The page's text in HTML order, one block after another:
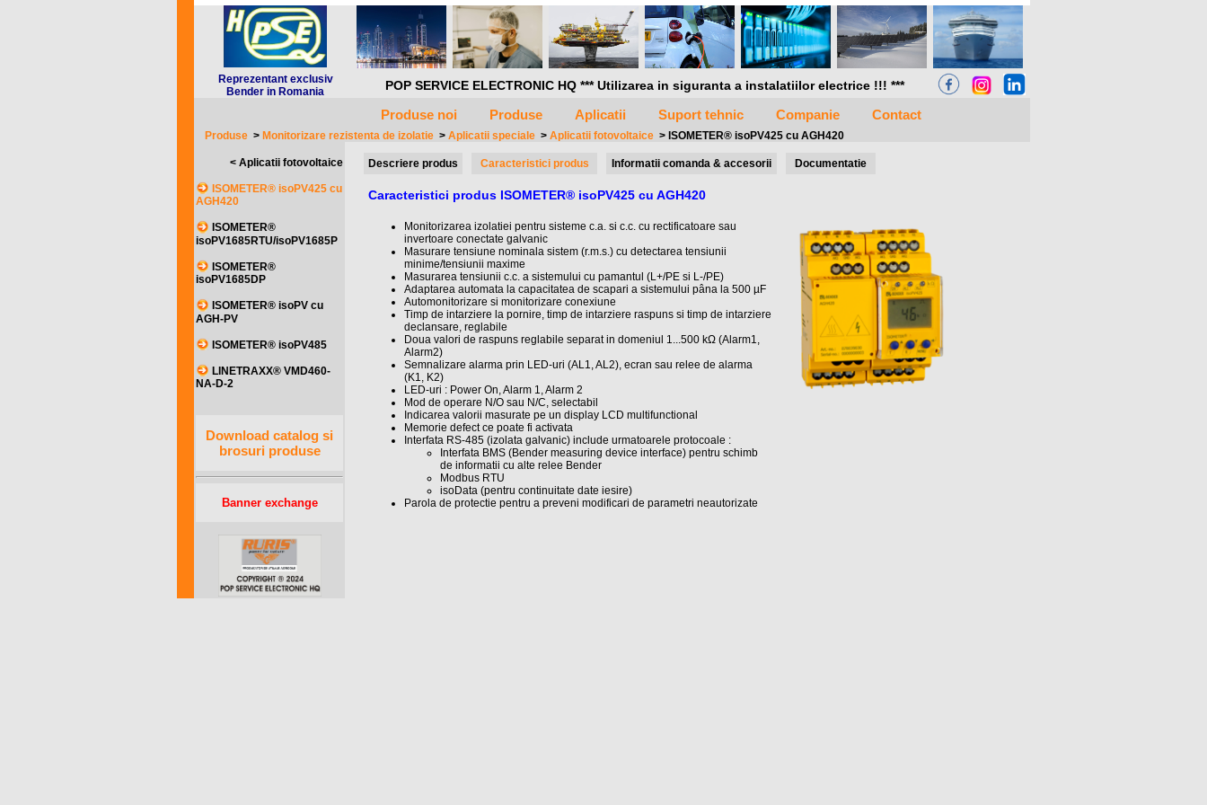
Reprezentant exclusiv
Bender in Romania
POP SERVICE ELECTRONIC HQ *** Utilizarea in siguranta a instalatiilor electrice !!! ***
Produse noi Produse Aplicatii Suport tehnic Companie Contact
Produse > Monitorizare rezistenta de izolatie > Aplicatii speciale > Aplicatii fotovoltaice > ISOMETER® isoPV425 cu AGH420
< Aplicatii fotovoltaice
ISOMETER® isoPV425 cu
AGH420
ISOMETER®
isoPV1685RTU/isoPV1685P
ISOMETER®
isoPV1685DP
ISOMETER® isoPV cu
AGH-PV
ISOMETER® isoPV485
LINETRAXX® VMD460-
NA-D-2
Download catalog si
brosuri produse
Banner exchange
Descriere produs Caracteristici produs Informatii comanda & accesorii Documentatie
Caracteristici produs ISOMETER® isoPV425 cu AGH420
Monitorizarea izolatiei pentru sisteme c.a. si c.c. cu rectificatoare sau
invertoare conectate galvanic
Masurare tensiune nominala sistem (r.m.s.) cu detectarea tensiunii
minime/tensiunii maxime
Masurarea tensiunii c.c. a sistemului cu pamantul (L+/PE si L-/PE)
Adaptarea automata la capacitatea de scapari a sistemului pâna la 500 µF
Automonitorizare si monitorizare conexiune
Timp de intarziere la pornire, timp de intarziere raspuns si timp de intarziere
declansare, reglabile
Doua valori de raspuns reglabile separat in domeniul 1...500 kΩ (Alarm1,
Alarm2)
Semnalizare alarma prin LED-uri (AL1, AL2), ecran sau relee de alarma
(K1, K2)
LED-uri : Power On, Alarm 1, Alarm 2
Mod de operare N/O sau N/C, selectabil
Indicarea valorii masurate pe un display LCD multifunctional
Memorie defect ce poate fi activata
Interfata RS-485 (izolata galvanic) include urmatoarele protocoale :
Interfata BMS (Bender measuring device interface) pentru schimb
de informatii cu alte relee Bender
Modbus RTU
isoData (pentru continuitate date iesire)
Parola de protectie pentru a preveni modificari de parametri neautorizate